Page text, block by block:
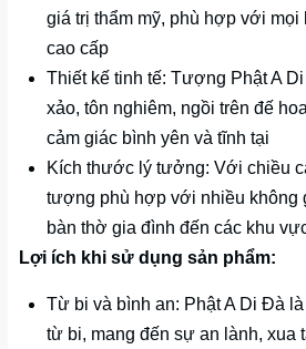
giá trị thẩm mỹ, phù hợp với mọi
cao cấp
Thiết kế tinh tế: Tượng Phật A
xảo, tôn nghiêm, ngồi trên đế
cảm giác bình yên và tĩnh tại
Kích thước lý tưởng: Với chiều
tượng phù hợp với nhiều không
bàn thờ gia đình đến các khu
Lợi ích khi sử dụng sản phẩm:
Từ bi và bình an: Phật A Di Đà
từ bi, mang đến sự an lành, xua